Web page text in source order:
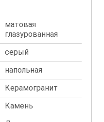
матовая
глазурованная
серый
напольная
Керамогранит
Камень